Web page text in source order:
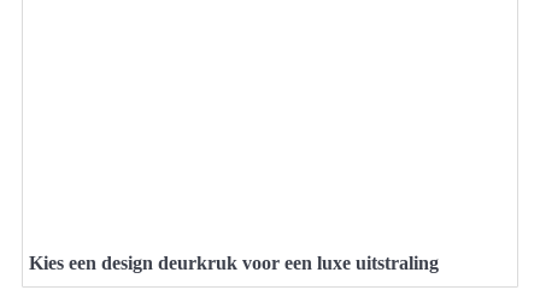
Kies een design deurkruk voor een luxe uitstraling